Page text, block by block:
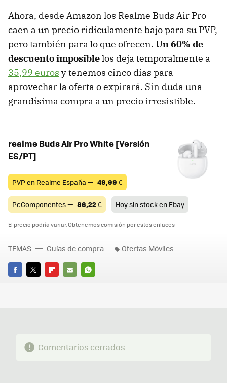
Ahora, desde Amazon los Realme Buds Air Pro
caen a un precio ridículamente bajo para su PVP,
pero también para lo que ofrecen. Un 60% de
descuento imposiblelos deja temporalmente a
35,99 euros y tenemos cinco días para
aprovechar la oferta o expirará. Sin duda una
grandísima compra a un precio irresistible.
realme Buds Air Pro White [Versión
ES/PT]
PVP en Realme España — 49,99 €
PcComponentes — 86,22 € Hoy sin stock en Ebay
El precio podría variar. Obtenemos comisión por estos enlaces
FACEBOOK
TWITTERFLIPBOARD
E-
WHATSAPP
TEMAS Guías de compra Ofertas Móviles
Comentarios cerrados